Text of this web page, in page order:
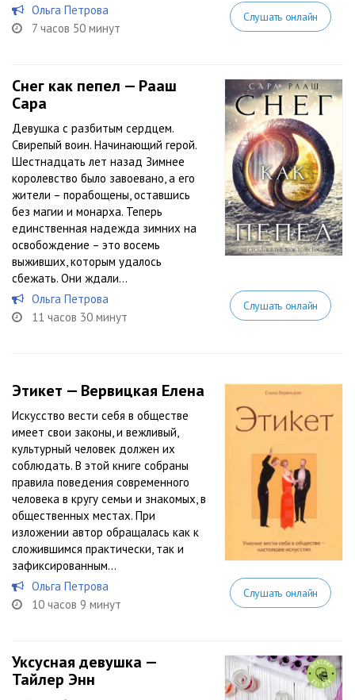
Ольга Петрова
7 часов 50 минут
Слушать онлайн
Снег как пепел — Рааш
Сара
Девушка с разбитым сердцем.
Свирепый воин. Начинающий герой.
Шестнадцать лет назад Зимнее
королевство было завоевано, а его
жители – порабощены, оставшись
без магии и монарха. Теперь
единственная надежда зимних на
освобождение – это восемь
выживших, которым удалось
сбежать. Они ждали...
Ольга Петрова
11 часов 30 минут
Слушать онлайн
Этикет — Вервицкая Елена
Искусство вести себя в обществе
имеет свои законы, и вежливый,
культурный человек должен их
соблюдать. В этой книге собраны
правила поведения современного
человека в кругу семьи и знакомых, в
общественных местах. При
изложении автор обращалась как к
сложившимся практически, так и
зафиксированным...
Ольга Петрова
10 часов 9 минут
Слушать онлайн
Уксусная девушка —
Тайлер Энн